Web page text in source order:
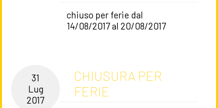
chiuso per ferie dal
14/08/2017 al 20/08/2017
31
Lug
2017
CHIUSURA PER
FERIE